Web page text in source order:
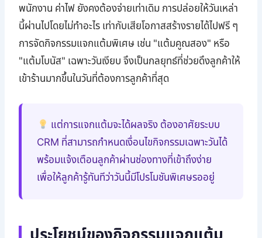
พนักงาน ค่าไฟ ยังคงต้องจ่ายเท่าเดิม การปล่อยให้วันเหล่า
นี้ผ่านไปโดยไม่ทำอะไร เท่ากับเสียโอกาสสร้างรายได้ไปฟรี ๆ
การจัดกิจกรรมแจกแต้มพิเศษ เช่น "แต้มคูณสอง" หรือ
"แต้มโบนัส" เฉพาะวันเงียบ จึงเป็นกลยุทธ์ที่ช่วยดึงลูกค้าให้
เข้าร้านมากขึ้นในวันที่ต้องการลูกค้าที่สุด
แต่การแจกแต้มจะได้ผลจริง ต้องอาศัยระบบ
CRM ที่สามารถกำหนดเงื่อนไขกิจกรรมเฉพาะวันได้
พร้อมแจ้งเตือนลูกค้าผ่านช่องทางที่เข้าถึงง่าย
เพื่อให้ลูกค้ารู้ทันทีว่าวันนี้มีโปรโมชันพิเศษรออยู่